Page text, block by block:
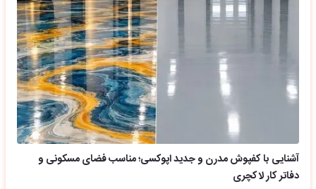
آشنایی با کفپوش مدرن و جدید اپوکسی؛ مناسب فضای مسکونی و
دفاتر کار لاکچری